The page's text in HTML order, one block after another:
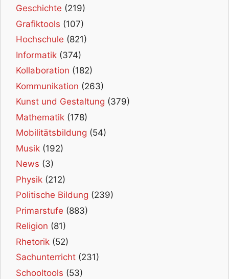
Geschichte (219)
Grafiktools (107)
Hochschule (821)
Informatik (374)
Kollaboration (182)
Kommunikation (263)
Kunst und Gestaltung (379)
Mathematik (178)
Mobilitätsbildung (54)
Musik (192)
News (3)
Physik (212)
Politische Bildung (239)
Primarstufe (883)
Religion (81)
Rhetorik (52)
Sachunterricht (231)
Schooltools (53)